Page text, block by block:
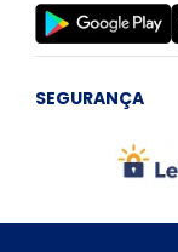
SEGURANÇA